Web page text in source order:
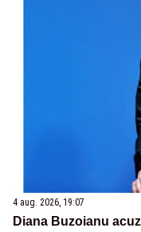
4 aug. 2026, 19:07
Diana Buzoianu